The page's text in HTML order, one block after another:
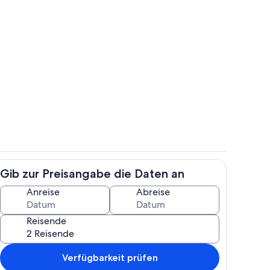
Zimmer
Gib zur Preisangabe die Daten an
Anreise Abreise
Reisende
Verfügbarkeit prüfen